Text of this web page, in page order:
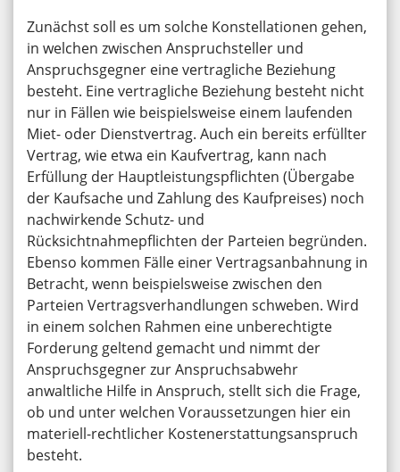
Zunächst soll es um solche Konstellationen gehen,
in welchen zwischen Anspruchsteller und
Anspruchsgegner eine vertragliche Beziehung
besteht. Eine vertragliche Beziehung besteht nicht
nur in Fällen wie beispielsweise einem laufenden
Miet- oder Dienstvertrag. Auch ein bereits erfüllter
Vertrag, wie etwa ein Kaufvertrag, kann nach
Erfüllung der Hauptleistungspflichten (Übergabe
der Kaufsache und Zahlung des Kaufpreises) noch
nachwirkende Schutz- und
Rücksichtnahmepflichten der Parteien begründen.
Ebenso kommen Fälle einer Vertragsanbahnung in
Betracht, wenn beispielsweise zwischen den
Parteien Vertragsverhandlungen schweben. Wird
in einem solchen Rahmen eine unberechtigte
Forderung geltend gemacht und nimmt der
Anspruchsgegner zur Anspruchsabwehr
anwaltliche Hilfe in Anspruch, stellt sich die Frage,
ob und unter welchen Voraussetzungen hier ein
materiell-rechtlicher Kostenerstattungsanspruch
besteht.